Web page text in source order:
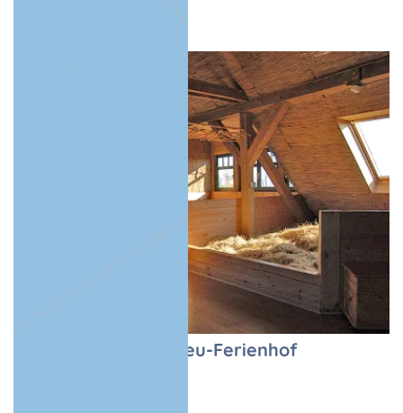
Schlafen im Heu - Heu-Ferienhof